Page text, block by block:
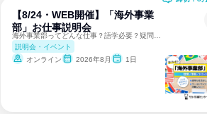
【8/24・WEB開催】「海外事業
部」お仕事説明会
説明会・イベント
オンライン
2026年8月 1日